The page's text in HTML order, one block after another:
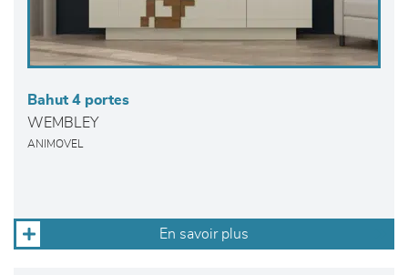
Bahut 4 portes
WEMBLEY
ANIMOVEL
En savoir plus